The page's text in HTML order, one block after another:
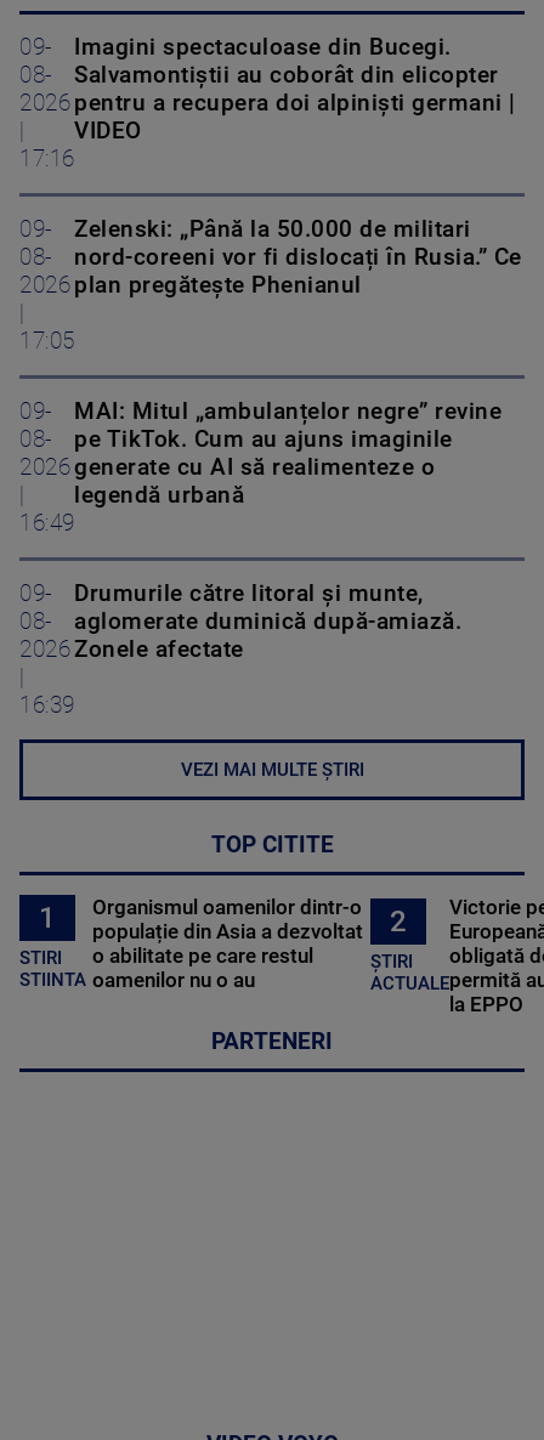
09-
08-
2026
17:16
Imagini spectaculoase din Bucegi.
Salvamontiștii au coborât din elicopter
pentru a recupera doi alpiniști germani |
VIDEO
09-
08-
2026
17:05
Zelenski: „Până la 50.000 de militari
nord-coreeni vor fi dislocați în Rusia.” Ce
plan pregătește Phenianul
09-
08-
2026
16:49
MAI: Mitul „ambulanțelor negre” revine
pe TikTok. Cum au ajuns imaginile
generate cu AI să realimenteze o
legendă urbană
09-
08-
2026
16:39
Drumurile către litoral și munte,
aglomerate duminică după-amiază.
Zonele afectate
VEZI MAI MULTE ȘTIRI
TOP CITITE
1
STIRI
STIINTA
Organismul oamenilor dintr-o
populație din Asia a dezvoltat
o abilitate pe care restul
oamenilor nu o au
2
ȘTIRI
ACTUALE
Victorie
obligată
permită
la EPPO
PARTENERI